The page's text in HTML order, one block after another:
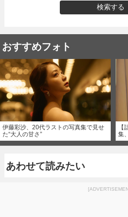
検索する
おすすめフォト
伊藤彩沙、20代ラストの写真集で見せ
た“大人の甘さ”
集
あわせて読みたい